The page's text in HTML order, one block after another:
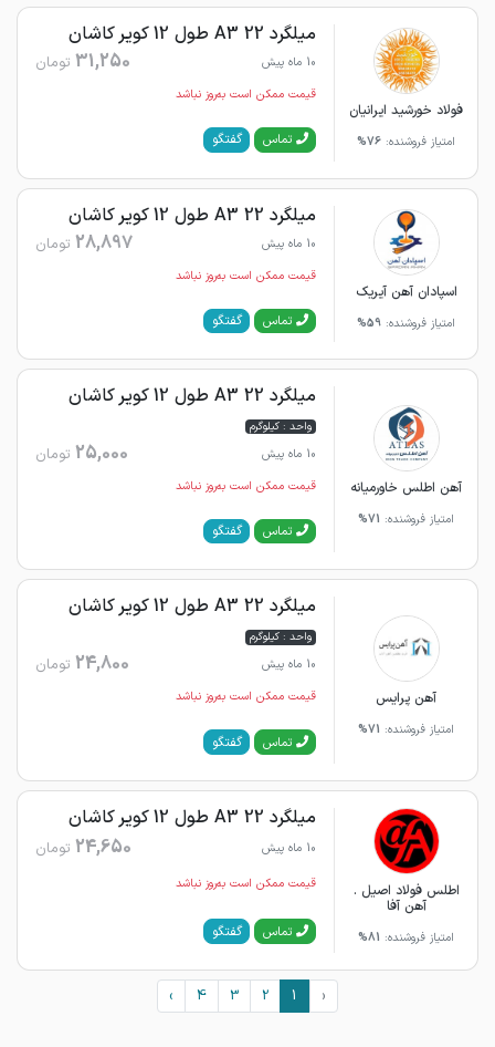
فولاد خورشید ایرانیان
امتیاز فروشنده: 76%
میلگرد 22 A3 طول 12 کویر کاشان
10 ماه پیش 31,250 تومان
قیمت ممکن است به‌روز نباشد
تماس گفتگو
اسپادان آهن آیریک
امتیاز فروشنده: 59%
میلگرد 22 A3 طول 12 کویر کاشان
10 ماه پیش 28,897 تومان
قیمت ممکن است به‌روز نباشد
تماس گفتگو
آهن اطلس خاورمیانه
امتیاز فروشنده: 71%
میلگرد 22 A3 طول 12 کویر کاشان
واحد : کیلوگرم
10 ماه پیش
25,000 تومان
قیمت ممکن است به‌روز نباشد
تماس گفتگو
آهن پرایس
امتیاز فروشنده: 71%
میلگرد 22 A3 طول 12 کویر کاشان
واحد : کیلوگرم
10 ماه پیش
24,800 تومان
قیمت ممکن است به‌روز نباشد
تماس گفتگو
اطلس فولاد اصیل .
آهن آفا
امتیاز فروشنده: 81%
میلگرد 22 A3 طول 12 کویر کاشان
10 ماه پیش 24,650 تومان
قیمت ممکن است به‌روز نباشد
تماس گفتگو
‹
1
2
3
4
›